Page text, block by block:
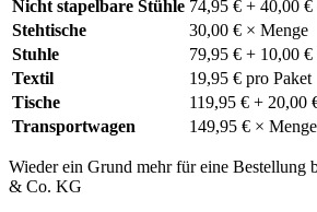
Nicht stapelbare Stühle 74,95 € + 40,00
Stehtische
30,00 € × Menge
Stuhle
79,95 € + 10,00
Textil
19,95 € pro Paket
Tische
119,95 € + 20,00
Transportwagen
149,95 € × Menge
Wieder ein Grund mehr für eine Bestellung
& Co. KG